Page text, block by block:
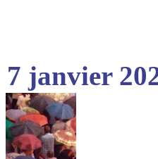
7 janvier